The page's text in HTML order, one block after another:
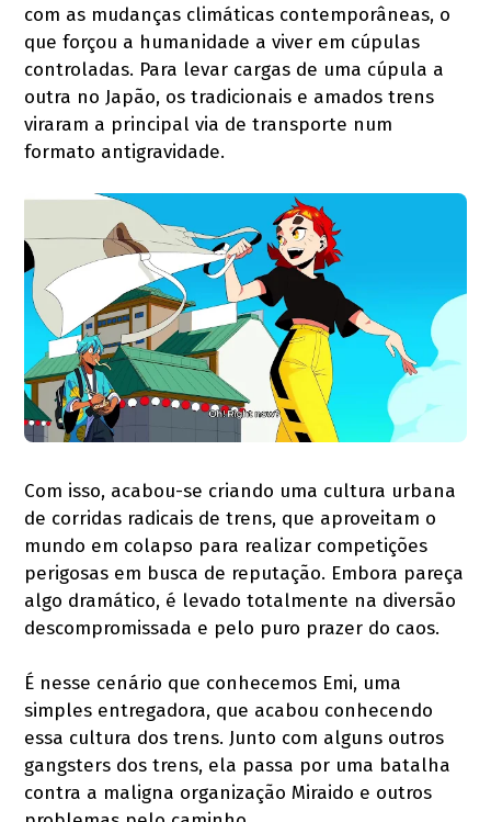
com as mudanças climáticas contemporâneas, o
que forçou a humanidade a viver em cúpulas
controladas. Para levar cargas de uma cúpula a
outra no Japão, os tradicionais e amados trens
viraram a principal via de transporte num
formato antigravidade.
Com isso, acabou-se criando uma cultura urbana
de corridas radicais de trens, que aproveitam o
mundo em colapso para realizar competições
perigosas em busca de reputação. Embora pareça
algo dramático, é levado totalmente na diversão
descompromissada e pelo puro prazer do caos.
É nesse cenário que conhecemos Emi, uma
simples entregadora, que acabou conhecendo
essa cultura dos trens. Junto com alguns outros
gangsters dos trens, ela passa por uma batalha
contra a maligna organização Miraido e outros